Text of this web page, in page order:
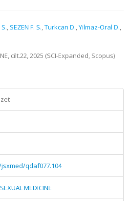
, SEZEN F. S.,Turkcan D.,Yilmaz-Oral D.,
cilt.22, 2025 (SCI-Expanded, Scopus)
jsxmed/qdaf077.104
MEDICINE